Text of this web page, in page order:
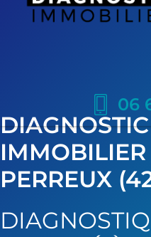
06
DIAGNOSTIC
PERREUX